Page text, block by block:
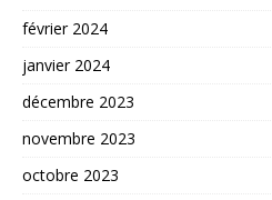
février 2024
janvier 2024
décembre 2023
novembre 2023
octobre 2023